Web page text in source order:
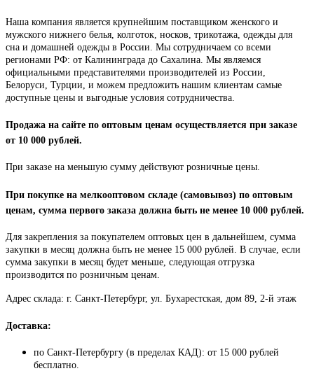
Наша компания является крупнейшим поставщиком женского и
мужского нижнего белья, колготок, носков, трикотажа, одежды для
сна и домашней одежды в России. Мы сотрудничаем со всеми
регионами РФ: от Калининграда до Сахалина. Мы являемся
официальными представителями производителей из России,
Белоруси, Турции, и можем предложить нашим клиентам самые
доступные цены и выгодные условия сотрудничества.
Продажа на сайте по оптовым ценам осуществляется при заказе
от 10 000 рублей.
При заказе на меньшую сумму действуют розничные цены.
При покупке на мелкооптовом складе (самовывоз) по оптовым
ценам, сумма первого заказа должна быть не менее 10 000 рублей.
Для закрепления за покупателем оптовых цен в дальнейшем, сумма
закупки в месяц должна быть не менее 15 000 рублей. В случае, если
сумма закупки в месяц будет меньше, следующая отгрузка
производится по розничным ценам.
Адрес склада: г. Санкт-Петербург, ул. Бухарестская, дом 89, 2-й этаж
Доставка:
по Санкт-Петербургу (в пределах КАД): от 15 000 рублей
бесплатно.